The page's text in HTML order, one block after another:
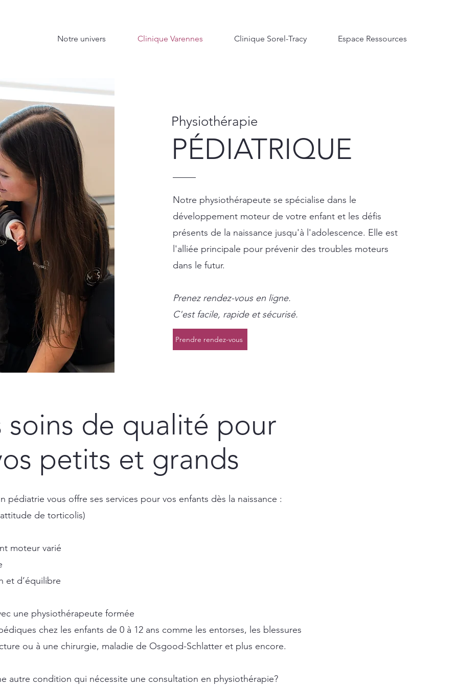
Notre univers Clinique Varennes Clinique Sorel-Tracy Espace Ressources
Physiothérapie
PÉDIATRIQUE
Notre physiothérapeute se spécialise dans le
développement moteur de votre enfant et les défis
présents de la naissance jusqu'à l'adolescence. Elle est
l'alliée principale pour prévenir des troubles moteurs
dans le futur.
Prenez rendez-vous en ligne.
C'est facile, rapide et sécurisé.
Prendre rendez-vous
soins de qualité pour
petits et grands
pédiatrie vous offre ses services pour vos enfants dès la naissance :
de torticolis)
moteur varié
et d’équilibre
une physiothérapeute formée
chez les enfants de 0 à 12 ans comme les entorses, les blessures
ou à une chirurgie, maladie de Osgood-Schlatter et plus encore.
autre condition qui nécessite une consultation en physiothérapie?